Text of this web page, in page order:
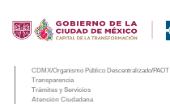
CDMX/Organismo Público Descentralizado/PAOT
Transparencia
Trámites y Servicios
Atención Ciudadana